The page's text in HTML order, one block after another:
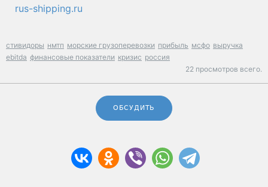
rus-shipping.ru
стивидоры нмтп морские грузоперевозки прибыль мсфо выручка
ebitda финансовые показатели кризис россия
22 просмотров всего.
ОБСУДИТЬ